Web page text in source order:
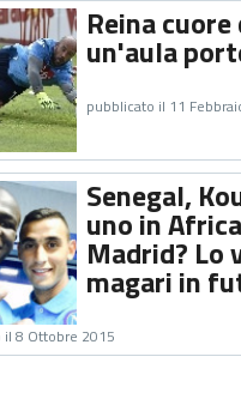
Reina
un'aula
pubblicato il 11
Senegal,
uno in
Madrid?
magari in
il 8 Ottobre 2015